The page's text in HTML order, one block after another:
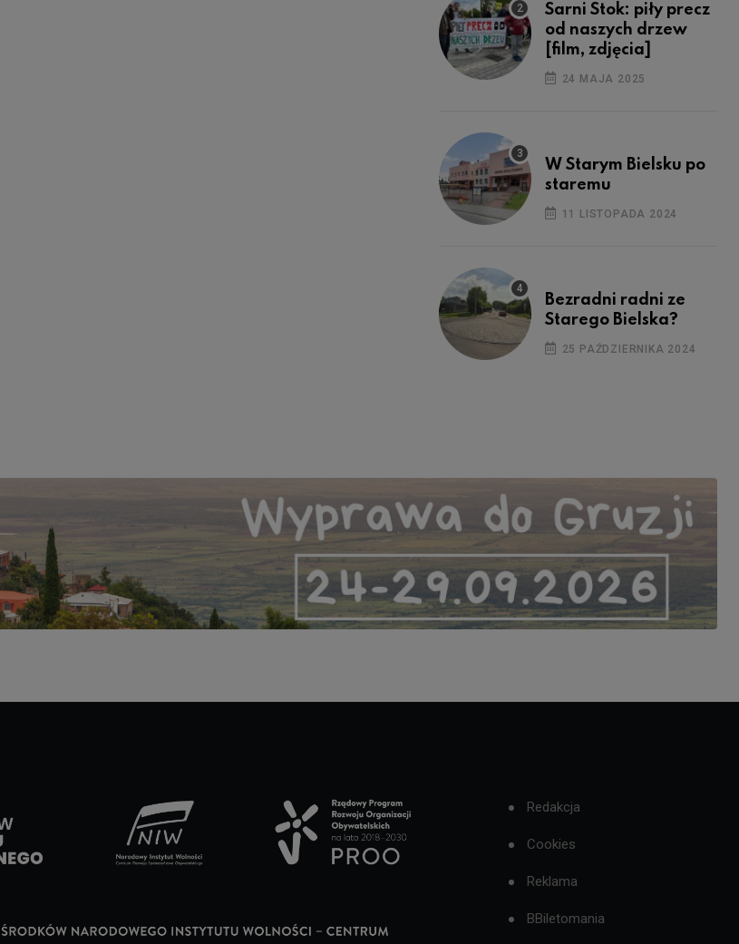
Sarni Stok: piły precz
od naszych drzew
[film, zdjęcia]
24 MAJA 2025
W Starym Bielsku po
staremu
11 LISTOPADA 2024
Bezradni radni ze
Starego Bielska?
25 PAŹDZIERNIKA 2024
Redakcja
Cookies
Reklama
BBiletomania